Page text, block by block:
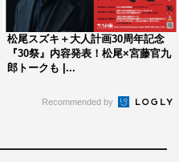
松尾スズキ＋大人計画30周年記念
『30祭』内容発表！松尾×宮藤官九
郎トークも |...
Recommended by